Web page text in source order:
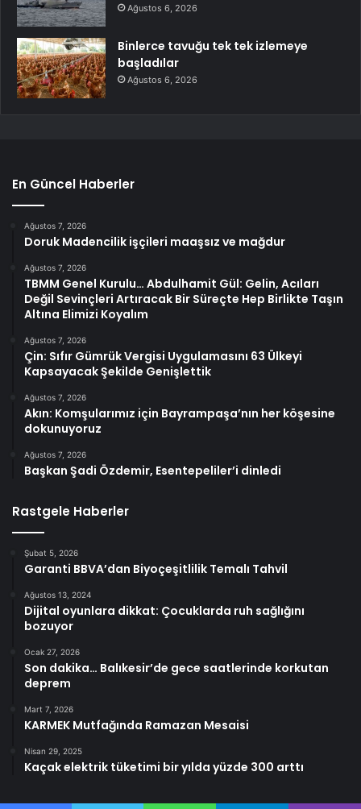
Ağustos 6, 2026
Binlerce tavuğu tek tek izlemeye
başladılar
Ağustos 6, 2026
En Güncel Haberler
Ağustos 7, 2026
Doruk Madencilik işçileri maaşsız ve mağdur
Ağustos 7, 2026
TBMM Genel Kurulu… Abdulhamit Gül: Gelin, Acıları
Değil Sevinçleri Artıracak Bir Süreçte Hep Birlikte Taşın
Altına Elimizi Koyalım
Ağustos 7, 2026
Çin: Sıfır Gümrük Vergisi Uygulamasını 63 Ülkeyi
Kapsayacak Şekilde Genişlettik
Ağustos 7, 2026
Akın: Komşularımız için Bayrampaşa’nın her köşesine
dokunuyoruz
Ağustos 7, 2026
Başkan Şadi Özdemir, Esentepeliler’i dinledi
Rastgele Haberler
Şubat 5, 2026
Garanti BBVA’dan Biyoçeşitlilik Temalı Tahvil
Ağustos 13, 2024
Dijital oyunlara dikkat: Çocuklarda ruh sağlığını
bozuyor
Ocak 27, 2026
Son dakika… Balıkesir’de gece saatlerinde korkutan
deprem
Mart 7, 2026
KARMEK Mutfağında Ramazan Mesaisi
Nisan 29, 2025
Kaçak elektrik tüketimi bir yılda yüzde 300 arttı